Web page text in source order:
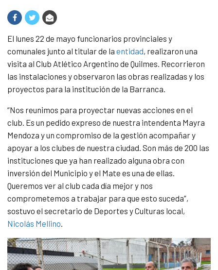
El lunes 22 de mayo funcionarios provinciales y
comunales junto al titular de la entidad, realizaron una
visita al Club Atlético Argentino de Quilmes. Recorrieron
las instalaciones y observaron las obras realizadas y los
proyectos para la institución de la Barranca.
“Nos reunimos para proyectar nuevas acciones en el
club. Es un pedido expreso de nuestra intendenta Mayra
Mendoza y un compromiso de la gestión acompañar y
apoyar a los clubes de nuestra ciudad. Son más de 200 las
instituciones que ya han realizado alguna obra con
inversión del Municipio y el Mate es una de ellas.
Queremos ver al club cada día mejor y nos
comprometemos a trabajar para que esto suceda”,
sostuvo el secretario de Deportes y Culturas local,
Nicolás Mellino.